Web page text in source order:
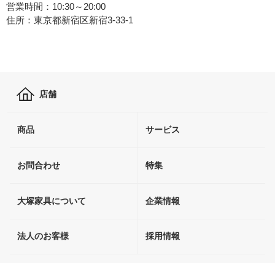
営業時間：10:30～20:00
住所：東京都新宿区新宿3-33-1
店舗
商品 サービス
お問合わせ 特集
大塚家具について 企業情報
法人のお客様 採用情報